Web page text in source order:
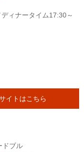
ィナータイム17:30～
イトはこちら
ドブル